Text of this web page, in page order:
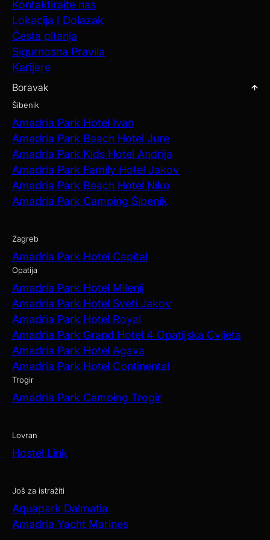
Kontaktirajte nas
Lokacija I Dolazak
Česta pitanja
Sigurnosna Pravila
Karijere
Boravak
Šibenik
Amadria Park Hotel Ivan
Amadria Park Beach Hotel Jure
Amadria Park Kids Hotel Andrija
Amadria Park Family Hotel Jakov
Amadria Park Beach Hotel Niko
Amadria Park Camping Šibenik
Zagreb
Amadria Park Hotel Capital
Opatija
Amadria Park Hotel Milenij
Amadria Park Hotel Sveti Jakov
Amadria Park Hotel Royal
Amadria Park Grand Hotel 4 Opatijska Cvijeta
Amadria Park Hotel Agava
Amadria Park Hotel Continental
Trogir
Amadria Park Camping Trogir
Lovran
Hostel Link
Još za istražiti
Aquapark Dalmatia
Amadria Yacht Marines